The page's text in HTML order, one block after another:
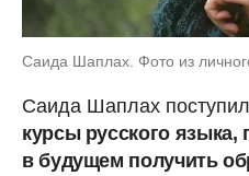
Саида Шаплах. Фото из
Саида Шаплах
курсы русского языка,
в будущем получить